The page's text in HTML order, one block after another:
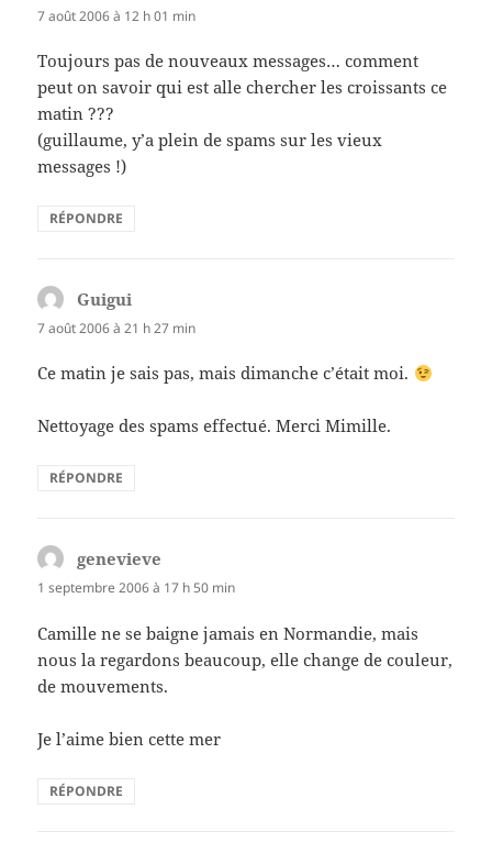
7 août 2006 à 12 h 01 min
Toujours pas de nouveaux messages… comment
peut on savoir qui est alle chercher les croissants ce
matin ???
(guillaume, y’a plein de spams sur les vieux
messages !)
RÉPONDRE
Guigui
7 août 2006 à 21 h 27 min
Ce matin je sais pas, mais dimanche c’était moi.
Nettoyage des spams effectué. Merci Mimille.
RÉPONDRE
genevieve
1 septembre 2006 à 17 h 50 min
Camille ne se baigne jamais en Normandie, mais
nous la regardons beaucoup, elle change de couleur,
de mouvements.
Je l’aime bien cette mer
RÉPONDRE